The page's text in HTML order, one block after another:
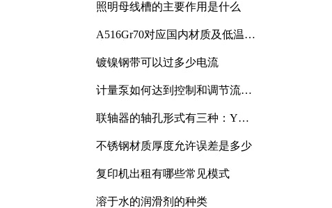
照明母线槽的主要作用是什么
A516Gr70对应国内材质及低温冲
镀镍钢带可以过多少电流
计量泵如何达到控制和调节流量
联轴器的轴孔形式有三种：Y
不锈钢材质厚度允许误差是多少
复印机出租有哪些常见模式
溶于水的润滑剂的种类